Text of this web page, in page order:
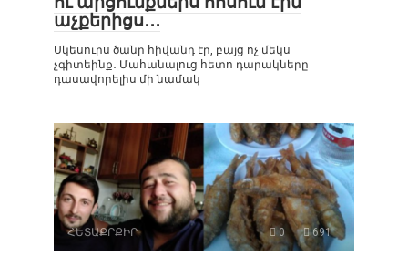
աչքերիցս․․․
Սկեսուրս ծանր հիվանդ էր, բայց ոչ մեկս
չգիտեինք․ Մահանալուց հետո դարակները
դասավորելիս մի նամակ
ՀԵՏԱՔՐՔԻՐ 0 691